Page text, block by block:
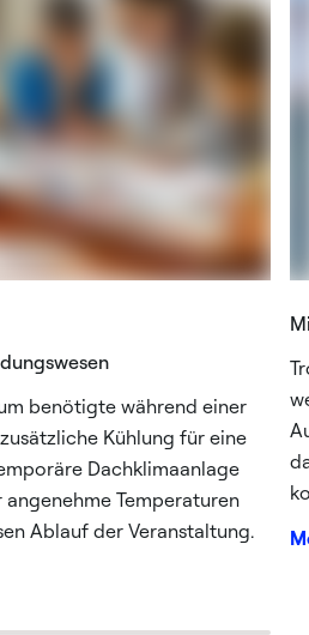
benötigte während einer
Kühlung für eine
Dachklimaanlage
Temperaturen
Ablauf der Veranstaltung.